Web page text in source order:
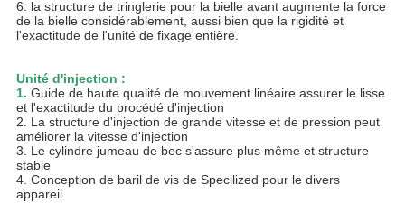
6. la structure de tringlerie pour la bielle avant augmente la force
de la bielle considérablement, aussi bien que la rigidité et
l'exactitude de l'unité de fixage entière.
Unité d'injection :
1. Guide de haute qualité de mouvement linéaire assurer le lisse
et l'exactitude du procédé d'injection
2. La structure d'injection de grande vitesse et de pression peut
améliorer la vitesse d'injection
3. Le cylindre jumeau de bec s'assure plus même et structure
stable
4. Conception de baril de vis de Specilized pour le divers
appareil